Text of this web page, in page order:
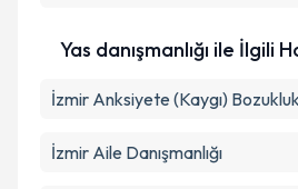
Yas danışmanlığı ile İlgili
İzmir Anksiyete (Kaygı)
İzmir Aile Danışmanlığı